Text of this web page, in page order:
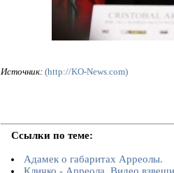
Источник: (http://KO-News.com)
Ссылки по теме:
Адамек о габаритах Арреолы.
Кличко - Арреола. Видео